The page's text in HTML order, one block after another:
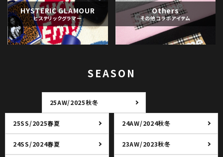
HYSTERIC GLAMOUR
ヒステリックグラマー
Others
その他コラボアイテム
SEASON
25AW/2025秋冬
25SS/2025春夏 24AW/2024秋冬
24SS/2024春夏 23AW/2023秋冬